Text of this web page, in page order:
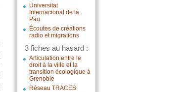
Universitat
Internacional de la
Pau
Écoutes de créations
radio et migrations
3 fiches au hasard :
Articulation entre le
droit à la ville et la
transition écologique à
Grenoble
Réseau TRACES